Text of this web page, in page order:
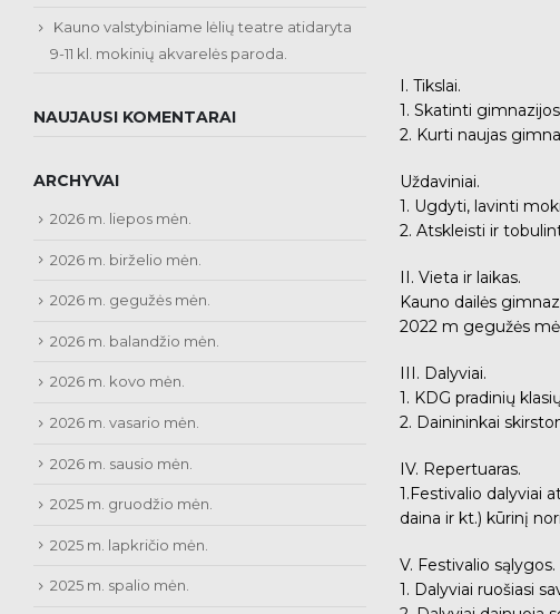
I. Tikslai.
1. Skatinti
2. Kurti naujas
Uždaviniai.
1. Ugdyti, lavinti
2. Atskleisti ir
II. Vieta ir laikas.
Kauno dailės
2022 m gegužės
III. Dalyviai.
1. KDG pradinių
2. Dainininkai
IV. Repertuaras.
1.Festivalio dalyviai
daina ir kt.) kūrinį
V. Festivalio sąlygos.
1. Dalyviai ruošiasi
Kauno valstybiniame lėlių teatre atidaryta
9-11 kl. mokinių akvarelės paroda.
NAUJAUSI KOMENTARAI
ARCHYVAI
2026 m. liepos mėn.
2026 m. birželio mėn.
2026 m. gegužės mėn.
2026 m. balandžio mėn.
2026 m. kovo mėn.
2026 m. vasario mėn.
2026 m. sausio mėn.
2025 m. gruodžio mėn.
2025 m. lapkričio mėn.
2025 m. spalio mėn.